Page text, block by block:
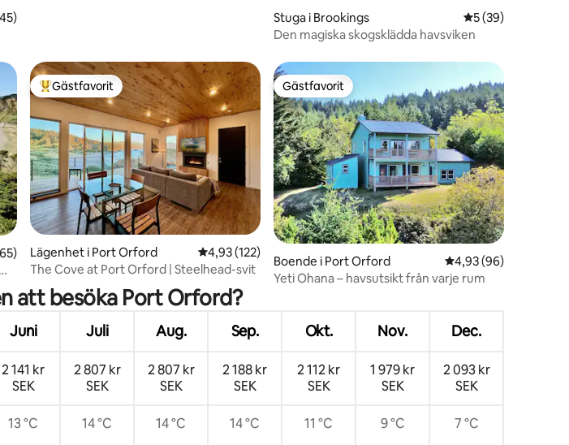
i genomsnittligt betyg, 45 omdömen Stuga i Brookings 5 av 5 i
5 (39)
Den magiska skogsklädda havsviken
i genomsnittligt betyg, 265 omdömen
Populär gästfavorit
Gästfavorit
Lägenhet i Port Orford 4,93 av 5 i genomsnittligt betyg, 122 omdömen
4,93 (122)
The Cove at Port Orford | Steelhead-svit
Gästfavorit
Gästfavorit
Boende i Port Orford 4,93 av 5 i
4,93 (96)
Yeti Ohana – havsutsikt från varje rum
att besöka Port Orford?
Juni Juli Aug. Sep. Okt. Nov. Dec.
2 141 kr
SEK
2 807 kr
SEK
2 807 kr
SEK
2 188 kr
SEK
2 112 kr
SEK
1 979 kr
SEK
2 093 kr
SEK
13 °C 14 °C 14 °C 14 °C 11 °C 9 °C 7 °C